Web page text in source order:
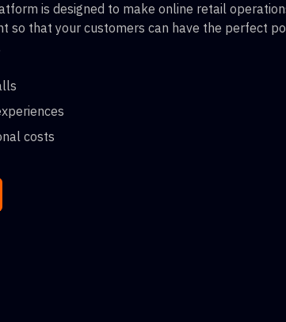
is designed to make online retail
so that your customers can have the perfect
costs